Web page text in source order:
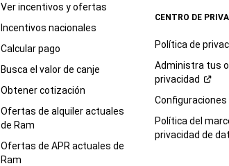
Ver incentivos y ofertas
Incentivos nacionales
Calcular pago
Busca el valor de canje
Obtener cotización
Ofertas de alquiler actuales
de Ram
Ofertas de APR actuales de
Ram
CENTRO DE
Política de
Administra tus
privacidad
Configuraciones
Política del
privacidad de